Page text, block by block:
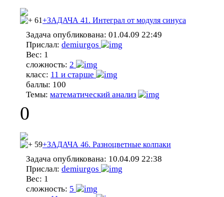
61+ЗАДАЧА 41. Интеграл от модуля синуса
Задача опубликована: 01.04.09 22:49
Прислал: demiurgos
Вес: 1
сложность: 2
класс: 11 и старше
баллы: 100
Темы: математический анализ
0
59+ЗАДАЧА 46. Разноцветные колпаки
Задача опубликована: 10.04.09 22:38
Прислал: demiurgos
Вес: 1
сложность: 5